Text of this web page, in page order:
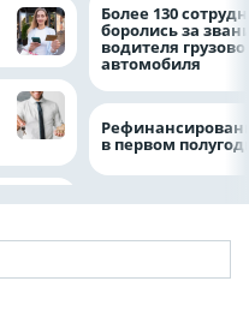
Более 130
боролись за
водителя
автомобиля
в первом